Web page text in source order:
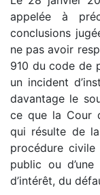
appelée à
conclusions
ne pas avoir
910 du code de
un incident
davantage le
ce que la Cour
qui résulte de
procédure
public ou
d’intérêt, du